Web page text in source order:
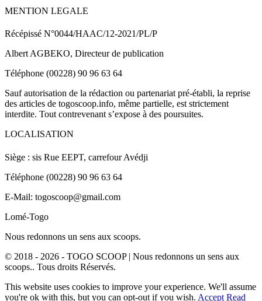
MENTION LEGALE
Récépissé N°0044/HAAC/12-2021/PL/P
Albert AGBEKO, Directeur de publication
Téléphone (00228) 90 96 63 64
Sauf autorisation de la rédaction ou partenariat pré-établi, la reprise
des articles de togoscoop.info, même partielle, est strictement
interdite. Tout contrevenant s’expose à des poursuites.
LOCALISATION
Siège : sis Rue EEPT, carrefour Avédji
Téléphone (00228) 90 96 63 64
E-Mail: togoscoop@gmail.com
Lomé-Togo
Nous redonnons un sens aux scoops.
© 2018 - 2026 - TOGO SCOOP | Nous redonnons un sens aux
scoops.. Tous droits Réservés.
This website uses cookies to improve your experience. We'll assume
you're ok with this, but you can opt-out if you wish. Accept Read